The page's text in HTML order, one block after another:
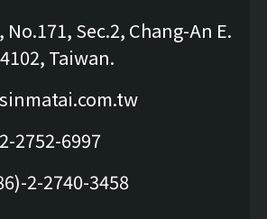
No.171, Sec.2, Chang-An E.
Taiwan.
2752-6997
2-2740-3458